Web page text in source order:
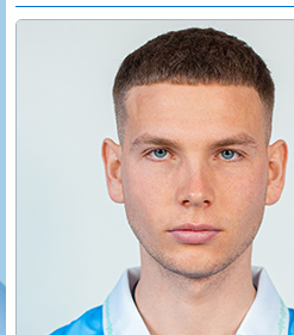
Руководство
Фонд поддержки
Контакты
Солидарность Самара Арена
Закупки
Вакансии
Документы
Таблица
Шахматка
Статистика состава
FONBET Кубок
Матчи
Молодежная
Календарь
Таблица
Шахматка
Статистика состава
Чемпионат
Кубок
Лига
Кубок
Кубок
Кубок ФНЛ
Игроки
Ветераны
Стадион